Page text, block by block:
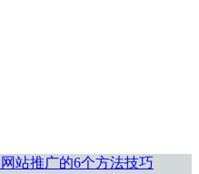
站推广的6个方法技巧